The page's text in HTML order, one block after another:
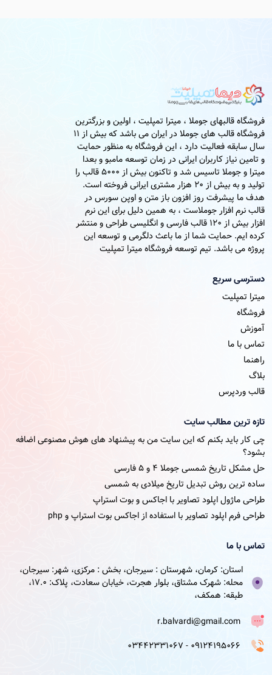
فروشگاه قالبهای جوملا ، میترا تمپلیت ، اولین و بزرگترین
فروشگاه قالب های جوملا در ایران می باشد که بیش از 11
سال سابقه فعالیت دارد ، این فروشگاه به منظور حمایت
و تامین نیاز کاربران ایرانی در زمان توسعه مامبو و بعدا
میترا و جوملا تاسیس شد و تاکنون بیش از 5000 قالب را
تولید و به بیش از 20 هزار مشتری ایرانی فروخته است.
هدف ما پیشرفت روز افزون باز متن و اوپن سورس در
قالب نرم افزار جوملاست ، به همین دلیل برای این نرم
افزار بیش از 120 قالب فارسی و انگلیسی طراحی و منتشر
کرده ایم. حمایت شما از ما باعث دلگرمی و توسعه این
پروژه می باشد. تیم توسعه فروشگاه میترا تمپلیت
دسترسی سریع
میترا تمپلیت
فروشگاه
آموزش
تماس با ما
راهنما
بلاگ
قالب وردپرس
تازه ترین مطالب سایت
چی کار باید بکنم که این سایت من به پیشنهاد های هوش مصنوعی اضافه
بشود؟
حل مشکل تاریخ شمسی جوملا ۴ و ۵ فارسی
ساده ترین روش تبدیل تاریخ میلادی به شمسی
طراحی ماژول اپلود تصاویر با اجاکس و بوت استراپ
طراحی فرم اپلود تصاویر با استفاده از اجاکس بوت استراپ و php
تماس با ما
استان: کرمان، شهرستان : سیرجان، بخش : مرکزی، شهر: سیرجان،
محله: شهرک مشتاق، بلوار هجرت، خیابان سعادت، پلاک: 17.0،
طبقه: همکف،